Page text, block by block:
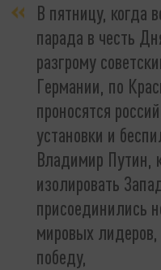
В пятницу, когда
парада в честь
разгрому
Германии, по
проносятся
установки и
Владимир Путин,
изолировать
присоединились
мировых
победу,